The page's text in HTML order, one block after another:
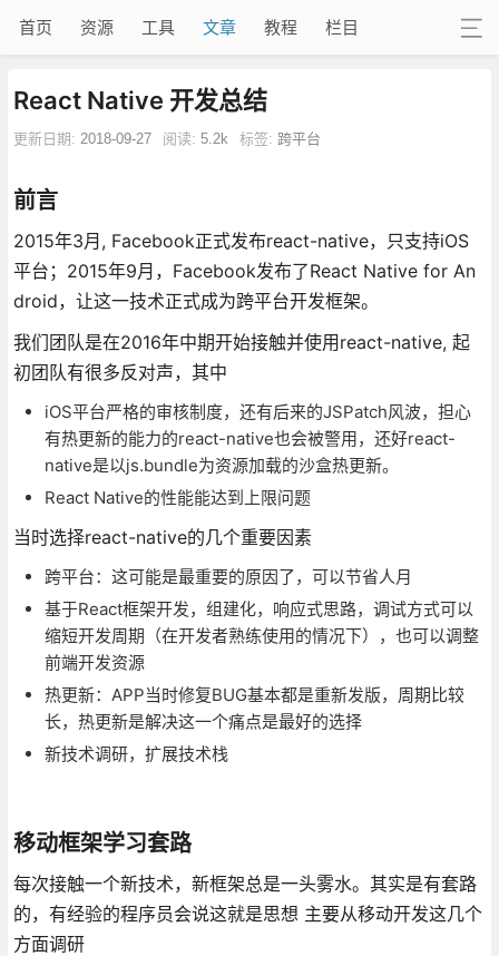
首页 资源 工具 文章 教程 栏目
React Native 开发总结
更新日期: 2018-09-27 阅读: 5.2k 标签: 跨平台
前言
2015年3月, Facebook正式发布react-native，只支持iOS
平台；2015年9月，Facebook发布了React Native for An
droid，让这一技术正式成为跨平台开发框架。
我们团队是在2016年中期开始接触并使用react-native, 起
初团队有很多反对声，其中
iOS平台严格的审核制度，还有后来的JSPatch风波，担心
有热更新的能力的react-native也会被警用，还好react-
native是以js.bundle为资源加载的沙盒热更新。
React Native的性能能达到上限问题
当时选择react-native的几个重要因素
跨平台：这可能是最重要的原因了，可以节省人月
基于React框架开发，组建化，响应式思路，调试方式可以
缩短开发周期（在开发者熟练使用的情况下），也可以调整
前端开发资源
热更新：APP当时修复BUG基本都是重新发版，周期比较
长，热更新是解决这一个痛点是最好的选择
新技术调研，扩展技术栈
移动框架学习套路
每次接触一个新技术，新框架总是一头雾水。其实是有套路
的，有经验的程序员会说这就是思想 主要从移动开发这几个
方面调研